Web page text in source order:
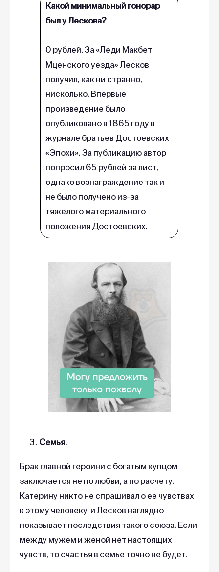
Какой минимальный гонорар
был у Лескова?
0 рублей. За «Леди Макбет
Мценского уезда» Лесков
получил, как ни странно,
нисколько. Впервые
произведение было
опубликовано в 1865 году в
журнале братьев Достоевских
«Эпохи». За публикацию автор
попросил 65 рублей за лист,
однако вознаграждение так и
не было получено из-за
тяжелого материального
положения Достоевских.
Семья.
Брак главной героини с богатым купцом
заключается не по любви, а по расчету.
Катерину никто не спрашивал о ее чувствах
к этому человеку, и Лесков наглядно
показывает последствия такого союза. Если
между мужем и женой нет настоящих
чувств, то счастья в семье точно не будет.